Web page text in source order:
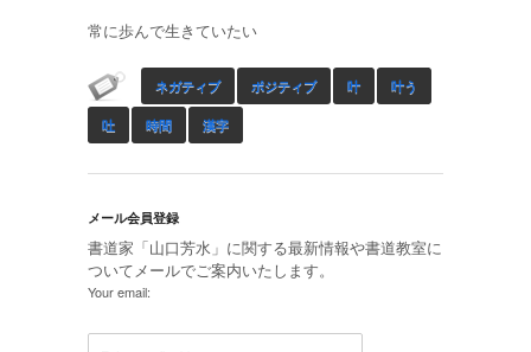
常に歩んで生きていたい
ネガティブ ポジティブ 叶 叶う
吐 時間 漢字
メール会員登録
書道家「山口芳水」に関する最新情報や書道教室に
ついてメールでご案内いたします。
Your email: